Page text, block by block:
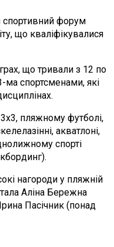
форум
що кваліфікувалися
що тривали з 12 по
ма спортсменами, які
3х3, пляжному футболі,
акватлоні,
спорті
нагороди у пляжній
Аліна Бережна
Пасічник (понад